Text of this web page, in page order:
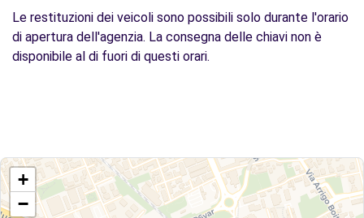
Le restituzioni dei veicoli sono possibili solo durante l'orario
di apertura dell'agenzia. La consegna delle chiavi non è
disponibile al di fuori di questi orari.
+
−